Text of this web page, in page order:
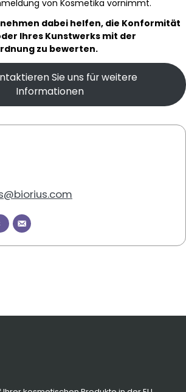
von Kosmetika vornimmt.
dabei helfen, die Konformität
Ihres Kunstwerks mit der
zu bewerten.
Sie uns für weitere
Informationen